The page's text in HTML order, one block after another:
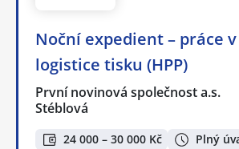
Noční expedient – práce v
logistice tisku (HPP)
První novinová společnost a.s.
Stéblová
24 000 – 30 000 Kč
Plný